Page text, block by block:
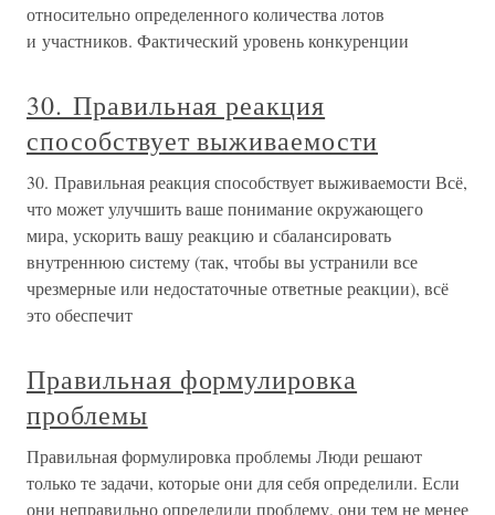
относительно определенного количества лотов
и участников. Фактический уровень конкуренции
30. Правильная реакция
способствует выживаемости
30. Правильная реакция способствует выживаемости Всё,
что может улучшить ваше понимание окружающего
мира, ускорить вашу реакцию и сбалансировать
внутреннюю систему (так, чтобы вы устранили все
чрезмерные или недостаточные ответные реакции), всё
это обеспечит
Правильная формулировка
проблемы
Правильная формулировка проблемы Люди решают
только те задачи, которые они для себя определили. Если
они неправильно определили проблему, они тем не менее